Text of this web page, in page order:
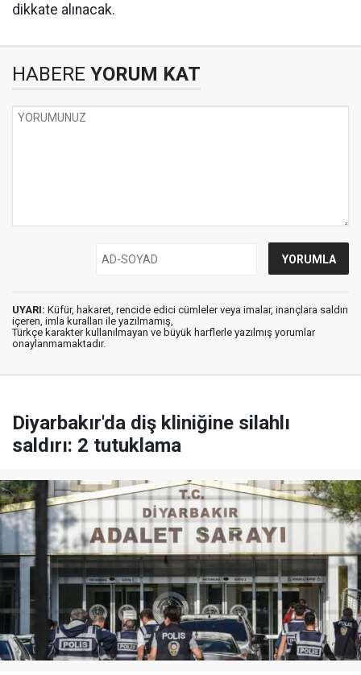
dikkate alınacak.
HABERE YORUM KAT
UYARI: Küfür, hakaret, rencide edici cümleler veya imalar, inançlara saldırı
içeren, imla kuralları ile yazılmamış,
Türkçe karakter kullanılmayan ve büyük harflerle yazılmış yorumlar
onaylanmamaktadır.
Diyarbakır'da diş kliniğine silahlı
saldırı: 2 tutuklama